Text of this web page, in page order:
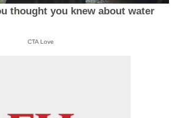
thought you knew about water
CTA Love